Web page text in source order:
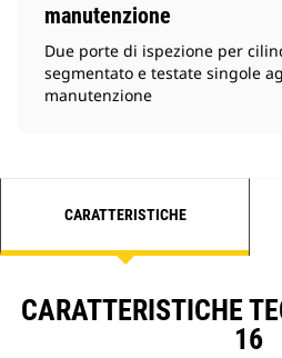
manutenzione
Due porte di ispezione per
segmentato e testate singole
manutenzione
CARATTERISTICHE
CARATTERISTICHE
16